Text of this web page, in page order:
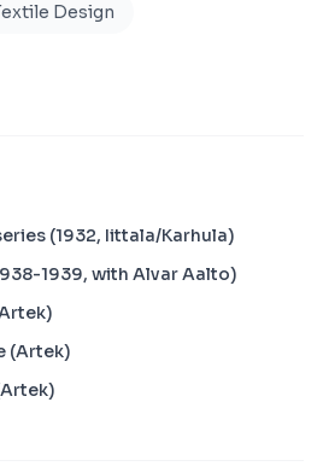
Design
(1932, Iittala/Karhula)
1939, with Alvar Aalto)
(Artek)